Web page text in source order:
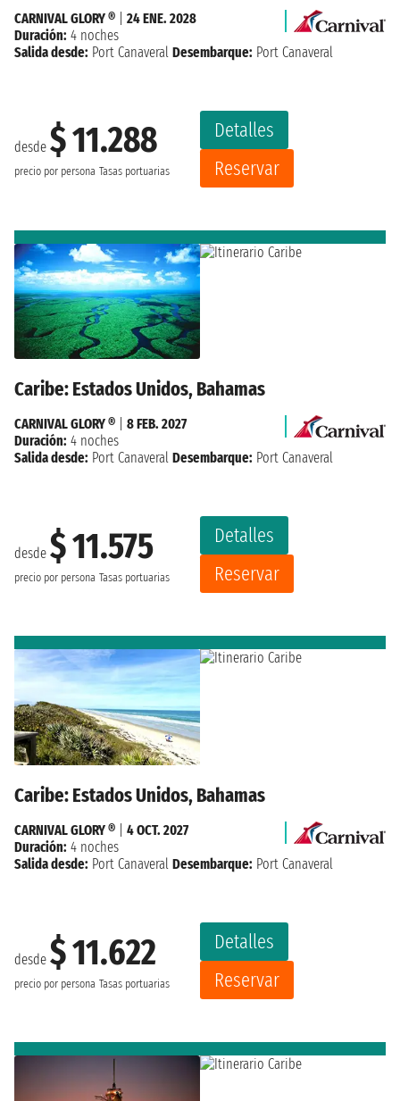
desde $ 11.288
precio por persona Tasas portuarias
Detalles
Reservar
CARNIVAL GLORY ®
24 ENE. 2028
Duración: 4 noches
Salida desde: Port Canaveral Desembarque: Port Canaveral
Caribe: Estados Unidos, Bahamas
desde $ 11.575
precio por persona Tasas portuarias
Detalles
Reservar
CARNIVAL GLORY ®
8 FEB. 2027
Duración: 4 noches
Salida desde: Port Canaveral Desembarque: Port Canaveral
Caribe: Estados Unidos, Bahamas
desde $ 11.622
precio por persona Tasas portuarias
Detalles
Reservar
CARNIVAL GLORY ®
4 OCT. 2027
Duración: 4 noches
Salida desde: Port Canaveral Desembarque: Port Canaveral